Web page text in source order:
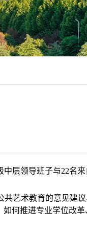
中层领导班子与22名
艺术教育的意见建
何推进专业学位改革